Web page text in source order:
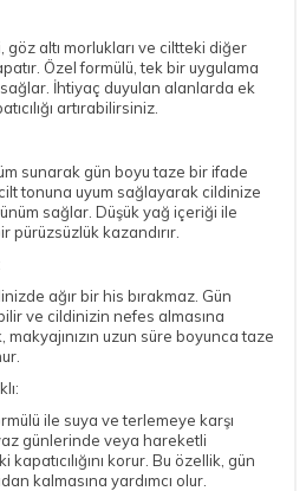
göz altı morlukları ve ciltteki diğer
Özel formülü, tek bir uygulama
İhtiyaç duyulan alanlarda ek
artırabilirsiniz.
sunarak gün boyu taze bir ifade
tonuna uyum sağlayarak cildinize
sağlar. Düşük yağ içeriği ile
kazandırır.
ağır bir his bırakmaz. Gün
ve cildinizin nefes almasına
makyajınızın uzun süre boyunca taze
ile suya ve terlemeye karşı
günlerinde veya hareketli
korur. Bu özellik, gün
kalmasına yardımcı olur.